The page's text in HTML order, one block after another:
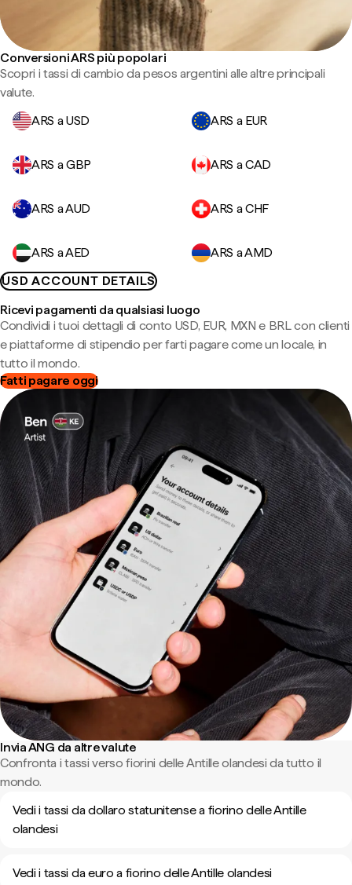
Conversioni ARS più popolari
Scopri i tassi di cambio da pesos argentini alle altre principali
valute.
ARS a USD
ARS a EUR
ARS a GBP ARS a CAD
ARS a AUD ARS a CHF
ARS a AED
ARS a AMD
USD ACCOUNT DETAILS
Ricevi pagamenti da qualsiasi luogo
Condividi i tuoi dettagli di conto USD, EUR, MXN e BRL con clienti
e piattaforme di stipendio per farti pagare come un locale, in
tutto il mondo.
Fatti pagare oggi
Invia ANG da altre valute
Confronta i tassi verso fiorini delle Antille olandesi da tutto il
mondo.
Vedi i tassi da dollaro statunitense a fiorino delle Antille
olandesi
Vedi i tassi da euro a fiorino delle Antille olandesi